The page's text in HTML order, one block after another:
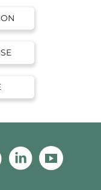
InstagramLinkedin